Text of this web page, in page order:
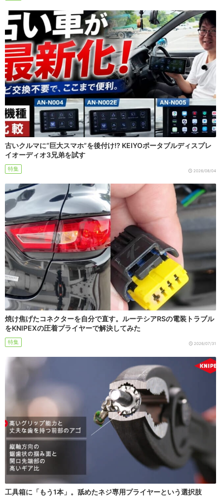
古いクルマに“巨大スマホ”を後付け!? KEIYOポータブルディスプレ
イオーディオ3兄弟を試す
特集 2026/08/04
焼け焦げたコネクターを自分で直す。ルーテシアRSの電装トラブル
をKNIPEXの圧着プライヤーで解決してみた
特集 2026/07/31
工具箱に「もう1本」。舐めたネジ専用プライヤーという選択肢